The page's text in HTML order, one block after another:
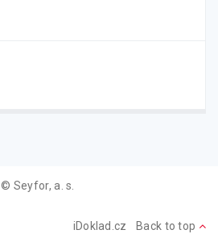
© Seyfor, a. s.
iDoklad.cz Back to top